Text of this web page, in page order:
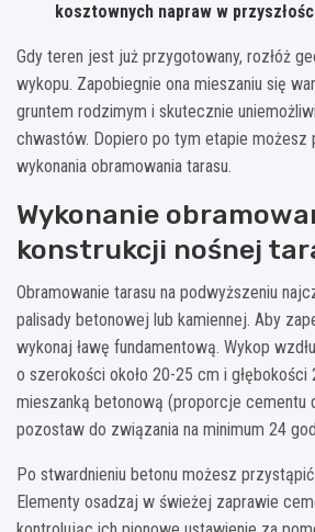
kosztownych napraw w
Gdy teren jest już przygotowany, rozłóż
wykopu. Zapobiegnie ona mieszaniu się
gruntem rodzimym i skutecznie
chwastów. Dopiero po tym etapie możesz
wykonania obramowania tarasu.
Wykonanie
konstrukcji nośnej
Obramowanie tarasu na podwyższeniu
palisady betonowej lub kamiennej. Aby
wykonaj ławę fundamentową. Wykop
o szerokości około 20-25 cm i głębokości
mieszanką betonową (proporcje cementu
pozostaw do związania na minimum 24
Po stwardnieniu betonu możesz
Elementy osadzaj w świeżej zaprawie